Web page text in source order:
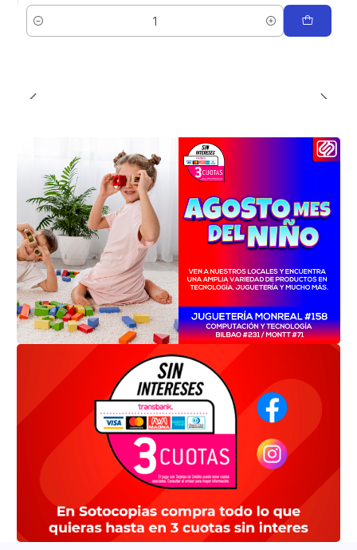
Cantidad